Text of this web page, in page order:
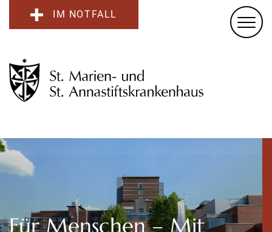
IM NOTFALL
Für Menschen – Mit